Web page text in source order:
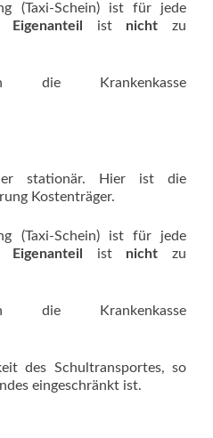
(Taxi-Schein) ist für jede
Eigenanteil ist nicht zu
die Krankenkasse
stationär. Hier ist die
Kostenträger.
(Taxi-Schein) ist für jede
Eigenanteil ist nicht zu
die Krankenkasse
des Schultransportes, so
eingeschränkt ist.